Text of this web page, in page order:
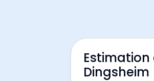
Dingsheim